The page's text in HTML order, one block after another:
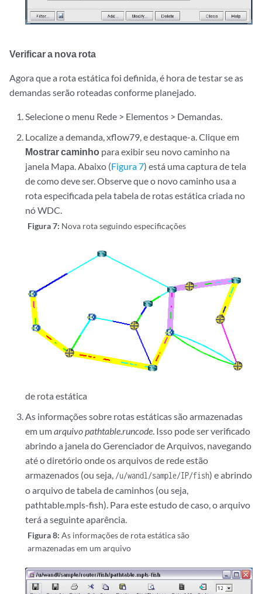
Verificar a nova rota
Agora que a rota estática foi definida, é hora de testar se as
demandas serão roteadas conforme planejado.
Selecione o menu Rede > Elementos > Demandas.
Localize a demanda, xflow79, e destaque-a. Clique em
Mostrar caminho para exibir seu novo caminho na
janela Mapa. Abaixo (Figura 7) está uma captura de tela
de como deve ser. Observe que o novo caminho usa a
rota especificada pela tabela de rotas estática criada no
nó WDC.
Figura 7: Nova rota seguindo especificações
de rota estática
As informações sobre rotas estáticas são armazenadas
em umarquivo pathtable.runcode. Isso pode ser verificado
abrindo a janela do Gerenciador de Arquivos, navegando
até o diretório onde os arquivos de rede estão
armazenados (ou seja, /u/wandl/sample/IP/fish) e abrindo
o arquivo de tabela de caminhos (ou seja,
pathtable.mpls-fish). Para este estudo de caso, o arquivo
terá a seguinte aparência.
Figura 8:As informações de rota estática são
armazenadas em um arquivo